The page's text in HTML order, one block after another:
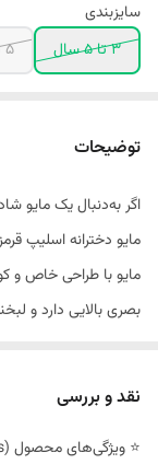
سایزبندی
3 تا 5 سال
5 تا 7 سال
توضیحات
اگر به‌دنبال یک مایو
مایو با طراحی خاص و
بصری بالایی دارد و
شست‌وشوهای مکرر، این
نقد و بررسی
⭐ ویژگی‌های محصول (Features):